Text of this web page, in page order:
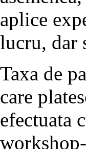
aplice
lucru, dar
Taxa de
care
efectuata